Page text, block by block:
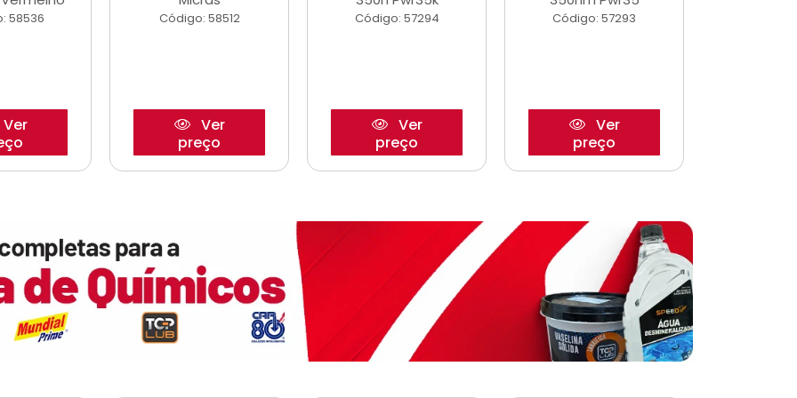
58536
Ver
Código: 58512
Ver
preço
Código: 57294
Ver
preço
Código: 57293
Ver
preço